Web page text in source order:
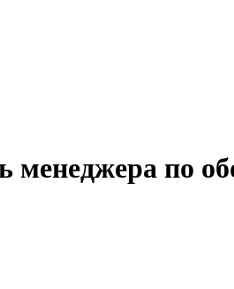
менеджера по